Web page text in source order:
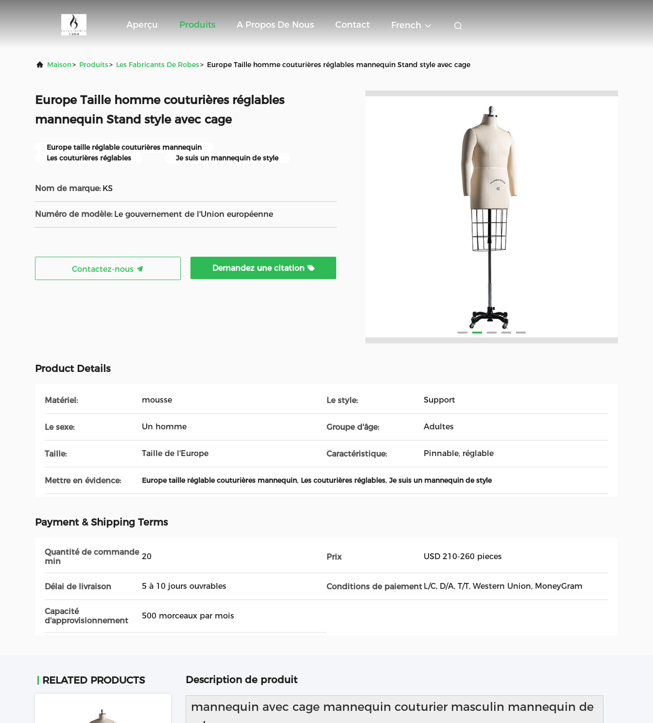
Aperçu Produits A Propos De Nous Contact French
Maison> Produits> Les Fabricants De Robes> Europe Taille homme couturières réglables mannequin Stand style avec cage
Europe Taille homme couturières réglables
mannequin Stand style avec cage
Europe taille réglable couturières mannequin
Les couturières réglables
Je suis un mannequin de style
Nom de marque: KS
Numéro de modèle: Le gouvernement de l'Union européenne
Contactez-nous Demandez une citation
Product Details
Matériel: mousse Le style: Support
Le sexe: Un homme Groupe d'âge: Adultes
Taille: Taille de l'Europe Caractéristique: Pinnable, réglable
Mettre en évidence: Europe taille réglable couturières mannequin, Les couturières réglables, Je suis un mannequin de style
Payment & Shipping Terms
Quantité de commande
min
20 Prix USD 210-260 pieces
Délai de livraison 5 à 10 jours ouvrables Conditions de paiement L/C, D/A, T/T, Western Union, MoneyGram
Capacité
d'approvisionnement
500 morceaux par mois
RELATED PRODUCTS Description de produit
mannequin avec cage mannequin couturier masculin mannequin de